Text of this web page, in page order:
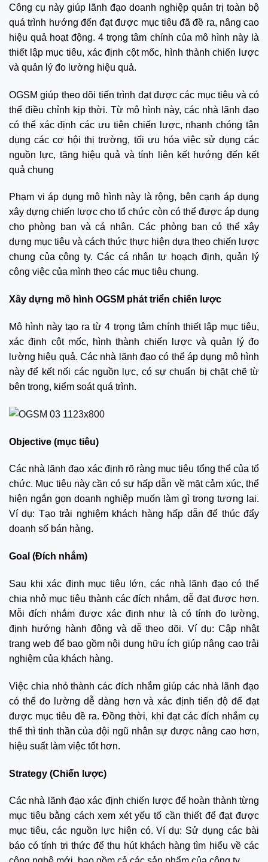
Công cụ này giúp lãnh đạo doanh nghiệp quản trị toàn bộ
quá trình hướng đến đạt được mục tiêu đã đề ra, nâng cao
hiệu quả hoạt động. 4 trọng tâm chính của mô hình này là
thiết lập mục tiêu, xác định cột mốc, hình thành chiến lược
và quản lý đo lường hiệu quả.
OGSM giúp theo dõi tiến trình đạt được các mục tiêu và có
thể điều chỉnh kịp thời. Từ mô hình này, các nhà lãnh đạo
có thể xác định các ưu tiên chiến lược, nhanh chóng tận
dụng các cơ hội thị trường, tối ưu hóa việc sử dụng các
nguồn lực, tăng hiệu quả và tính liên kết hướng đến kết
quả chung
Phạm vi áp dụng mô hình này là rộng, bên cạnh áp dụng
xây dựng chiến lược cho tổ chức còn có thể được áp dụng
cho phòng ban và cá nhân. Các phòng ban có thể xây
dựng mục tiêu và cách thức thực hiện dựa theo chiến lược
chung của công ty. Các cá nhân tự hoạch định, quản lý
công việc của mình theo các mục tiêu chung.
Xây dựng mô hình OGSM phát triển chiến lược
Mô hình này tạo ra từ 4 trọng tâm chính thiết lập mục tiêu,
xác định cột mốc, hình thành chiến lược và quản lý đo
lường hiệu quả. Các nhà lãnh đạo có thể áp dụng mô hình
này để kết nối các nguồn lực, có sự chuẩn bị chặt chẽ từ
bên trong, kiểm soát quá trình.
Objective (mục tiêu)
Các nhà lãnh đạo xác định rõ ràng mục tiêu tổng thể của tổ
chức. Mục tiêu này cần có sự hấp dẫn về mặt cảm xúc, thể
hiện ngắn gọn doanh nghiệp muốn làm gì trong tương lai.
Ví dụ: Tạo trải nghiệm khách hàng hấp dẫn để thúc đẩy
doanh số bán hàng.
Goal (Đích nhắm)
Sau khi xác định mục tiêu lớn, các nhà lãnh đạo có thể
chia nhỏ mục tiêu thành các đích nhắm, dễ đạt được hơn.
Mỗi đích nhắm được xác định như là có tính đo lường,
định hướng hành động và dễ theo dõi. Ví dụ: Cập nhật
trang web để bao gồm nội dung hữu ích giúp nâng cao trải
nghiệm của khách hàng.
Việc chia nhỏ thành các đích nhắm giúp các nhà lãnh đạo
có thể đo lường dễ dàng hơn và xác định tiến độ để đạt
được mục tiêu đề ra. Đồng thời, khi đạt các đích nhắm cụ
thể thì tinh thần của đội ngũ nhân sự được nâng cao hơn,
hiệu suất làm việc tốt hơn.
Strategy (Chiến lược)
Các nhà lãnh đạo xác định chiến lược để hoàn thành từng
mục tiêu bằng cách xem xét yếu tố cần thiết để đạt được
mục tiêu, các nguồn lực hiện có. Ví dụ: Sử dụng các bài
báo có tính tri thức để thu hút khách hàng tìm hiểu về các